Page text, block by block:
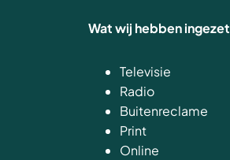
Wat wij hebben ingezet
Televisie
Radio
Buitenreclame
Print
Online